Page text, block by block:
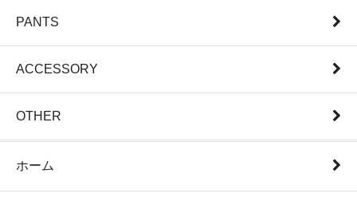
PANTS
ACCESSORY
OTHER
ホーム